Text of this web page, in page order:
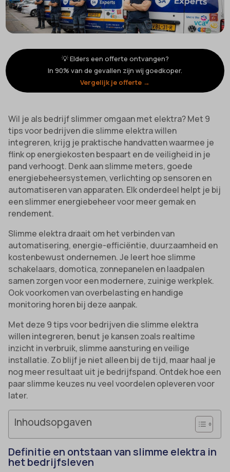
💡 Elders een offerte ontvangen?
In 90% van de gevallen zijn wij goedkoper.
Vergelijk je offerte →
Wil je als bedrijf slimmer omgaan met elektra? Met 9
tips voor bedrijven die slimme elektra willen
integreren, krijg je praktische handvatten waarmee je
flink op energiekosten bespaart en de veiligheid in je
pand verhoogt. Denk aan slimme meters, goede
energiebeheersystemen, verlichting op sensoren en
automatiseren van apparaten. Elk onderdeel helpt je bij
een slimmer energiebeheer voor meer gemak en
rendement.
Slimme elektra draait om het verbinden van
automatisering, energie-efficiëntie, duurzaamheid en
kostenbewust ondernemen. Je leert hoe slimme
schakelaars, domotica, zonnepanelen en laadpalen
samen zorgen voor een modernere, zuinige werkplek.
Ook voorkomen van overbelasting en handige
monitoring horen bij deze aanpak.
Met deze 9 tips voor bedrijven die slimme elektra
willen integreren, benut je kansen zoals realtime
inzicht in verbruik, slimme aansturing en veilige
installatie. Zo blijf je niet alleen bij de tijd, maar haal je
nog meer resultaat uit je bedrijfspand. Ontdek hoe een
paar slimme keuzes nu veel voordelen opleveren voor
later.
Inhoudsopgaven
Definitie en ontstaan van slimme elektra in
het bedrijfsleven